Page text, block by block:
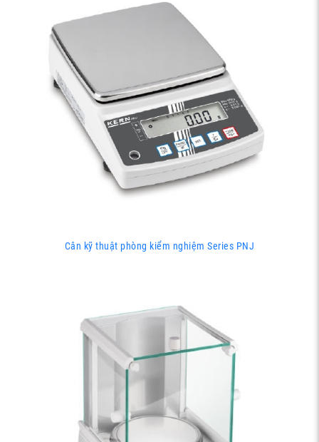
Cân kỹ thuật phòng kiểm nghiệm Series PNJ